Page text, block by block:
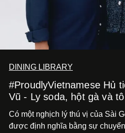
DINING LIBRARY
#ProudlyVietnamese Hủ
Vũ - Ly soda, hột gà và
Có một nghịch lý thú vị của Sài
được định nghĩa bằng sự